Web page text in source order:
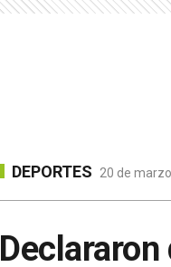
DEPORTES 20 de